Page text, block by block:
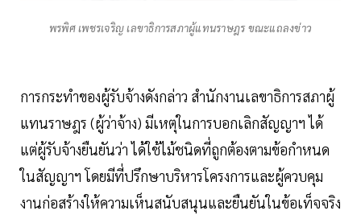
พรพิศ เพชรเจริญ เลขาธิการสภาผู้แทนราษฎร ขณะแถลงข่าว
การกระทำของผู้รับจ้างดังกล่าว สำนักงานเลขาธิการสภาผู้
แทนราษฎร (ผู้ว่าจ้าง) มีเหตุในการบอกเลิกสัญญาฯ ได้
แต่ผู้รับจ้างยืนยันว่า ได้ใช้ไม้ชนิดที่ถูกต้องตามข้อกำหนด
ในสัญญาฯ โดยมีที่ปรึกษาบริหารโครงการและผู้ควบคุม
งานก่อสร้างให้ความเห็นสนับสนุนและยืนยันในข้อเท็จจริง